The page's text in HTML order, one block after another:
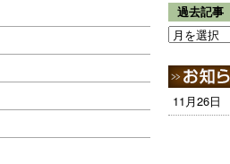
過去記事
11月26日